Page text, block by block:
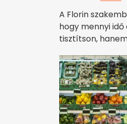
A Florin
hogy mennyi
tisztítson,